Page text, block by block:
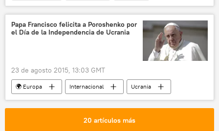
Latakia
Guerra en Siria noticias
Papa Francisco felicita a Poroshenko por
el Día de la Independencia de Ucrania
23 de agosto 2015, 13:03 GMT
🌍 Europa Internacional
Ucrania
Donbás
Papa Francisco
noticias
20 artículos más